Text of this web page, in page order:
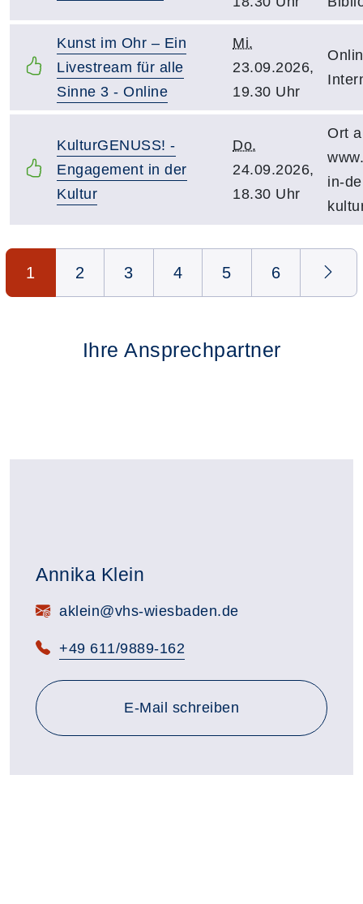
Kunst im Ohr – Ein
Livestream für alle
Sinne 3 - Online
Mi.
23.09.2026,
19.30 Uhr
KulturGENUSS! -
Engagement in der
Kultur
Do.
24.09.2026,
18.30 Uhr
Ort
in-
1 2 3 4 5 6
Ihre Ansprechpartner
Annika Klein
E-Mail:aklein@vhs-wiesbaden.de
Telefon:+49 611/9889-162
E-Mail schreiben